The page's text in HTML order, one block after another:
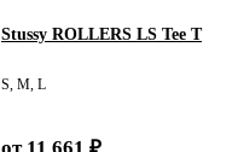
Stussy ROLLERS LS Tee T
S, M, L
от 11 661 ₽